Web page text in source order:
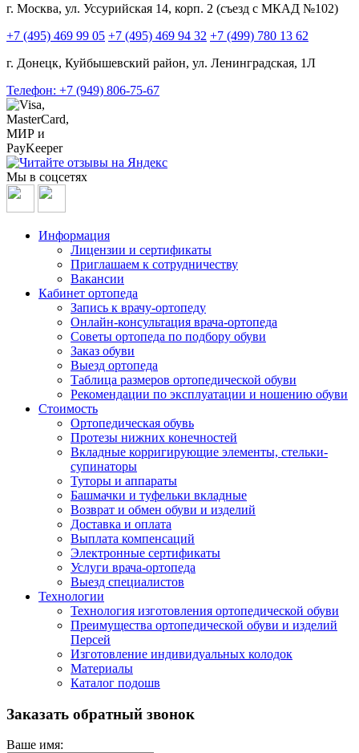
г. Москва, ул. Уссурийская 14, корп. 2 (съезд с МКАД №102)
+7 (495) 469 99 05 +7 (495) 469 94 32 +7 (499) 780 13 62
г. Донецк, Куйбышевский район, ул. Ленинградская, 1Л
Телефон: +7 (949) 806-75-67
Мы в соцсетях
Информация
Лицензии и сертификаты
Приглашаем к сотрудничеству
Вакансии
Кабинет ортопеда
Запись к врачу-ортопеду
Онлайн-консультация врача-ортопеда
Советы ортопеда по подбору обуви
Заказ обуви
Выезд ортопеда
Таблица размеров ортопедической обуви
Рекомендации по эксплуатации и ношению обуви
Стоимость
Ортопедическая обувь
Протезы нижних конечностей
Вкладные корригирующие элементы, стельки-
супинаторы
Туторы и аппараты
Башмачки и туфельки вкладные
Возврат и обмен обуви и изделий
Доставка и оплата
Выплата компенсаций
Электронные сертификаты
Услуги врача-ортопеда
Выезд специалистов
Технологии
Технология изготовления ортопедической обуви
Преимущества ортопедической обуви и изделий
Персей
Изготовление индивидуальных колодок
Материалы
Каталог подошв
Заказать обратный звонок
Ваше имя: